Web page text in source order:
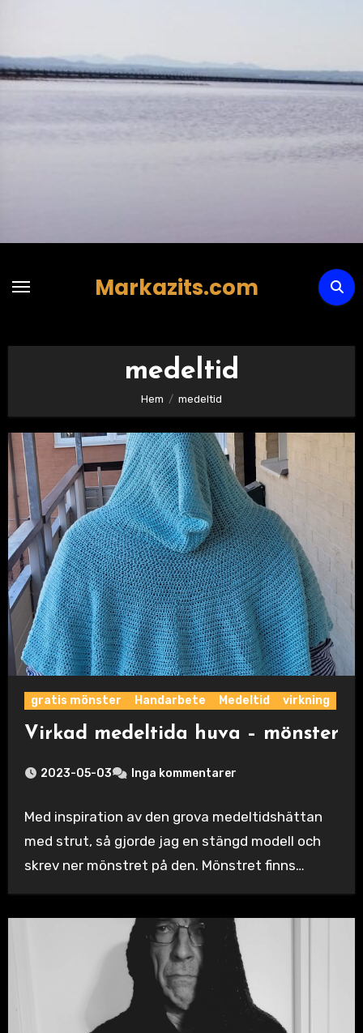
innehåll
Markazits.com
medeltid
Hem medeltid
gratis mönster Handarbete Medeltid virkning
Virkad medeltida huva – mönster
2023-05-03 Inga kommentarer
Med inspiration av den grova medeltidshättan
med strut, så gjorde jag en stängd modell och
skrev ner mönstret på den. Mönstret finns…